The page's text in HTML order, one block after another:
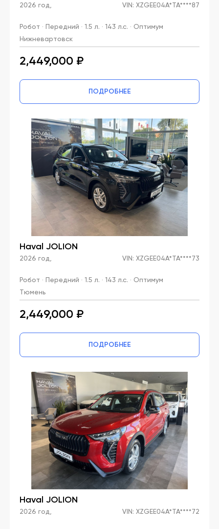
2026 год, VIN: XZGEE04A*TA****87
Робот · Передний · 1.5 л. · 143 л.с. · Оптимум
Нижневартовск
2,449,000 ₽
ПОДРОБНЕЕ
Haval JOLION
2026 год, VIN: XZGEE04A*TA****73
Робот · Передний · 1.5 л. · 143 л.с. · Оптимум
Тюмень
2,449,000 ₽
ПОДРОБНЕЕ
Haval JOLION
2026 год, VIN: XZGEE04A*TA****72